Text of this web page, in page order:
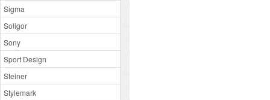
Sigma
Soligor
Sony
Sport Design
Steiner
Stylemark